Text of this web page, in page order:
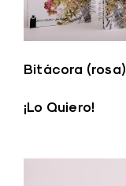
Bitácora (rosa)
¡Lo Quiero!